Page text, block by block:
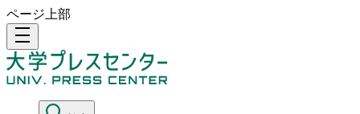
ページ上部
density_medium